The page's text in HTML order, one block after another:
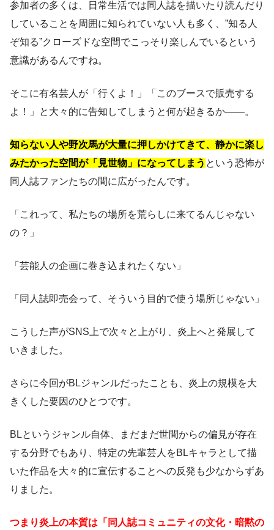
参加者の多くは、日常生活では同人誌を描いたり読んだり
していることを周囲に知られていない人も多く、”知る人
ぞ知る”クローズドな空間でこっそり楽しんでいるという
意識があるんですね。
そこに有名芸人が「行くよ！」「このブースで販売する
よ！」と大々的に告知してしまうと何が起きるか——。
知らない人や野次馬が大量に押しかけてきて、静かに楽し
みたかった空間が「見世物」になってしまう という恐怖が
同人誌ファンたちの間に広がったんです。
「これって、私たちの場所を荒らしに来てるんじゃない
の？」
「芸能人の企画に巻き込まれたくない」
「同人誌即売会って、そういう目的で使う場所じゃない」
こうした声がSNS上で次々と上がり、炎上へと発展して
いきました。
さらに今回がBLジャンルだったことも、炎上の規模を大
きくした要因のひとつです。
BLというジャンル自体、まだまだ世間からの偏見が存在
する分野でもあり、特定の先輩芸人をBLキャラとして描
いた作品を大々的に宣伝することへの反発も少なからずあ
りました。
つまり炎上の本質は「同人誌コミュニティの文化・暗黙の